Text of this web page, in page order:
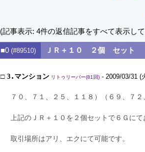
(記事表示: 4件の返信記事をすべて表示し
■0 (#89510) ＪＲ＋１０ ２個 セット
□3.マンション リトゥリーバー(81回)- 2009/03/31 (
７０、７１、２５、１１８）（６９、７２
上記のＪＲ＋１０を２個セットで６Ｇにて
取引場所はアリ、エクにて可能です。